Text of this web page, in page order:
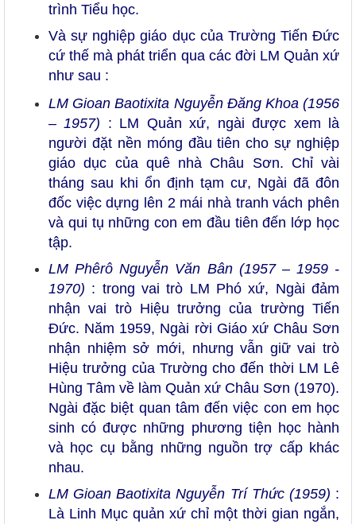
trình Tiểu học.
Và sự nghiệp giáo dục của Trường Tiến Đức
cứ thế mà phát triển qua các đời LM Quản xứ
như sau :
LM Gioan Baotixita Nguyễn Đăng Khoa (1956
– 1957) : LM Quản xứ, ngài được xem là
người đặt nền móng đầu tiên cho sự nghiệp
giáo dục của quê nhà Châu Sơn. Chỉ vài
tháng sau khi ổn định tạm cư, Ngài đã đôn
đốc việc dựng lên 2 mái nhà tranh vách phên
và qui tụ những con em đầu tiên đến lớp học
tập.
LM Phêrô Nguyễn Văn Bân (1957 – 1959 -
1970) : trong vai trò LM Phó xứ, Ngài đảm
nhận vai trò Hiệu trưởng của trường Tiến
Đức. Năm 1959, Ngài rời Giáo xứ Châu Sơn
nhận nhiệm sở mới, nhưng vẫn giữ vai trò
Hiệu trưởng của Trường cho đến thời LM Lê
Hùng Tâm về làm Quản xứ Châu Sơn (1970).
Ngài đặc biệt quan tâm đến việc con em học
sinh có được những phương tiện học hành
và học cụ bằng những nguồn trợ cấp khác
nhau.
LM Gioan Baotixita Nguyễn Trí Thức (1959) :
Là Linh Mục quản xứ chỉ một thời gian ngắn,